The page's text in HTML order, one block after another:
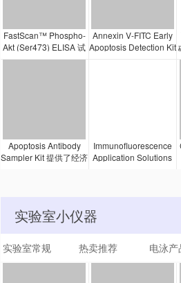
FastScan™ Phospho-
Akt (Ser473) ELISA 试
剂盒是一种夹心酶联免
Annexin V-FITC Early
Apoptosis Detection Kit
(PI) 染色，PI 是一种无
法渗透细胞的 DNA 染
出较晚阶段的凋亡和早
的试剂足以进行 100 次
检测（250 μl 检测
Apoptosis Antibody
Sampler Kit 提供了经济
一抗和二抗的，可对每
种抗体进行两次蛋白质
Immunofluorescence
Application Solutions
光分析所需的主要支持
试剂。该试剂盒中的试
抗体充分验证，并且用
该试剂盒的建议实验步
实验室小仪器
实验室常规 热卖推荐 电泳产